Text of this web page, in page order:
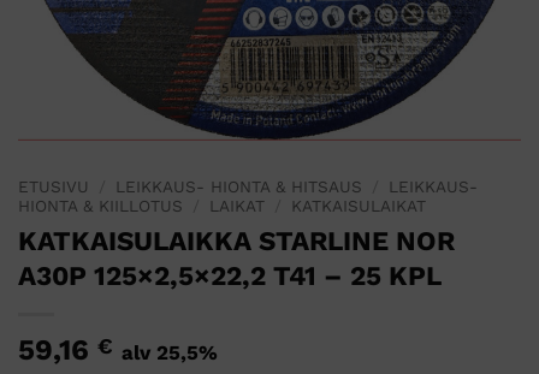
ETUSIVU LEIKKAUS- HIONTA & HITSAUS
LEIKKAUS-
HIONTA & KIILLOTUS
LAIKAT KATKAISULAIKAT
KATKAISULAIKKA STARLINE NOR
A30P 125×2,5×22,2 T41 – 25 KPL
59,16 € alv 25,5%